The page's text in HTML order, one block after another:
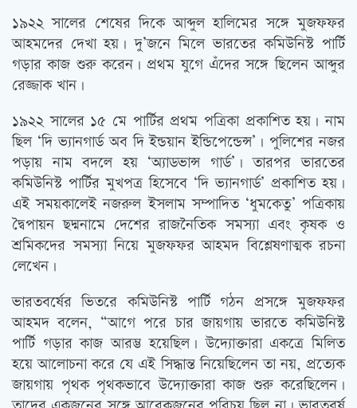
১৯২২ সালের শেষের দিকে আব্দুল হালিমের সঙ্গে মুজফফর
আহমদের দেখা হয়। দু’জনে মিলে ভারতের কমিউনিস্ট পার্টি
গড়ার কাজ শুরু করেন। প্রথম যুগে এঁদের সঙ্গে ছিলেন আব্দুর
রেজ্জাক খান।
১৯২২ সালের ১৫ মে পার্টির প্রথম পত্রিকা প্রকাশিত হয়। নাম
ছিল ‘দি ভ্যানগার্ড অব দি ইন্ডয়ান ইন্ডিপেন্ডেন্স’। পুলিশের নজর
পড়ায় নাম বদলে হয় ‘অ্যাডভান্স গার্ড’। তারপর ভারতের
কমিউনিস্ট পার্টির মুখপত্র হিসেবে ‘দি ভ্যানগার্ড’ প্রকাশিত হয়।
এই সময়কালেই নজরুল ইসলাম সম্পাদিত ‘ধুমকেতু’ পত্রিকায়
দ্বৈপায়ন ছদ্মনামে দেশের রাজনৈতিক সমস্যা এবং কৃষক ও
শ্রমিকদের সমস্যা নিয়ে মুজফফর আহমদ বিশ্লেষণাত্মক রচনা
লেখেন।
ভারতবর্ষের ভিতরে কমিউনিস্ট পার্টি গঠন প্রসঙ্গে মুজফফর
আহমদ বলেন, “আগে পরে চার জায়গায় ভারতে কমিউনিস্ট
পার্টি গড়ার কাজ আরম্ভ হয়েছিল। উদ্যোক্তারা একত্রে মিলিত
হয়ে আলোচনা করে যে এই সিদ্ধান্ত নিয়েছিলেন তা নয়, প্রত্যেক
জায়গায় পৃথক পৃথকভাবে উদ্যোক্তারা কাজ শুরু করেছিলেন।